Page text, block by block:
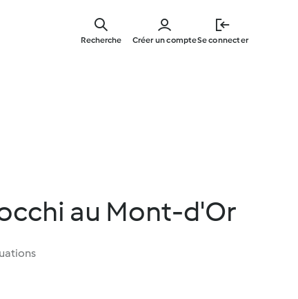
main
Créer un compteSe connecter
Recherche
au Mont-d'Or